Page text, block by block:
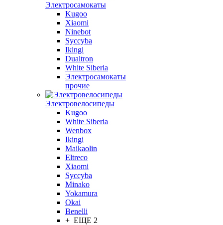
Электросамокаты
Kugoo
Xiaomi
Ninebot
Syccyba
Ikingi
Dualtron
White Siberia
Электросамокаты
прочие
Электровелосипеды
Kugoo
White Siberia
Wenbox
Ikingi
Maikaolin
Eltreco
Xiaomi
Syccyba
Minako
Yokamura
Okai
Benelli
+ ЕЩЕ 2